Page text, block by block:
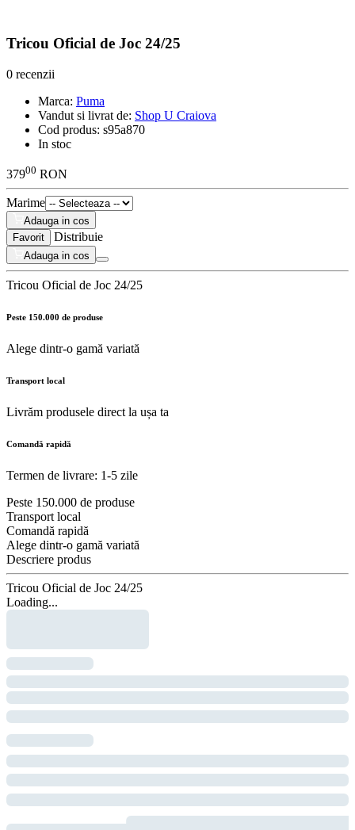
Tricou Oficial de Joc 24/25
0 recenzii
Marca: Puma
Vandut si livrat de: Shop U Craiova
Cod produs: s95a870
In stoc
37900 RON
Marime
Adauga in cos
Favorit
Distribuie
Adauga in cos
Tricou Oficial de Joc 24/25
Peste 150.000 de produse
Alege dintr-o gamă variată
Transport local
Livrăm produsele direct la ușa ta
Comandă rapidă
Termen de livrare: 1-5 zile
Peste 150.000 de produse
Transport local
Comandă rapidă
Alege dintr-o gamă variată
Descriere produs
Tricou Oficial de Joc 24/25
Loading...